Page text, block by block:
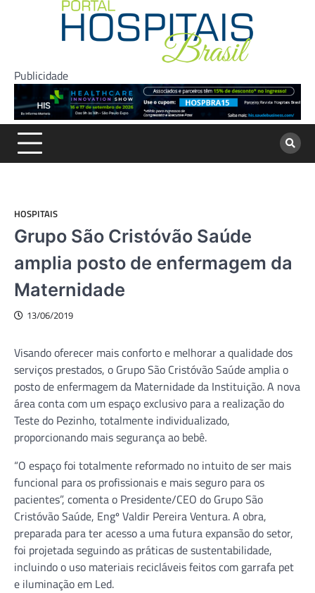
Publicidade
HOSPITAIS
Grupo São Cristóvão Saúde
amplia posto de enfermagem da
Maternidade
13/06/2019
Visando oferecer mais conforto e melhorar a qualidade dos
serviços prestados, o Grupo São Cristóvão Saúde amplia o
posto de enfermagem da Maternidade da Instituição. A nova
área conta com um espaço exclusivo para a realização do
Teste do Pezinho, totalmente individualizado,
proporcionando mais segurança ao bebê.
“O espaço foi totalmente reformado no intuito de ser mais
funcional para os profissionais e mais seguro para os
pacientes”, comenta o Presidente/CEO do Grupo São
Cristóvão Saúde, Engº Valdir Pereira Ventura. A obra,
preparada para ter acesso a uma futura expansão do setor,
foi projetada seguindo as práticas de sustentabilidade,
incluindo o uso materiais recicláveis feitos com garrafa pet
e iluminação em Led.